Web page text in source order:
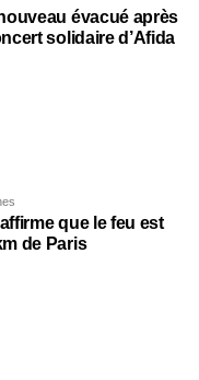
évacué après
solidaire d’Afida
que le feu est
de Paris